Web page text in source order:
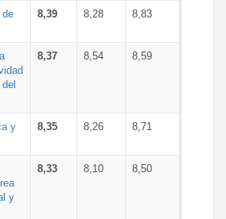
de
8,39 8,28 8,83
8,37 8,54 8,59
y
8,35 8,26 8,71
y
8,33 8,10 8,50